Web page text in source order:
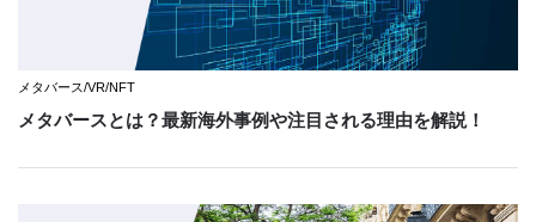
メタバース/VR/NFT
メタバースとは？最新海外事例や注目される理由を解説！